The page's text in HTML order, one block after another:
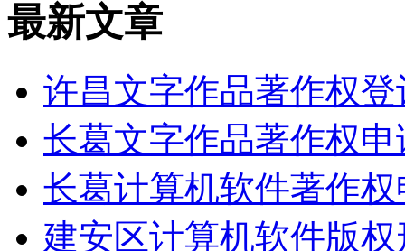
最新文章
许昌文字作品著作权
长葛文字作品著作权
长葛计算机软件著作
建安区计算机软件版